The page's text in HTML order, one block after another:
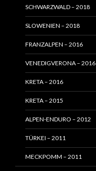
SCHWARZWALD – 2018
SLOWENIEN – 2018
FRANZALPEN – 2016
VENEDIGVERONA – 2016
KRETA – 2016
KRETA – 2015
ALPEN-ENDURO – 2012
TÜRKEI – 2011
MECKPOMM – 2011